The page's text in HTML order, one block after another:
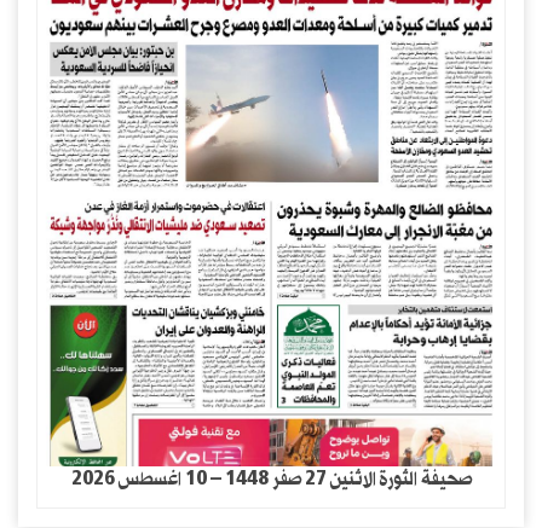
صحيفة الثورة الاثنين 27 صفر 1448 – 10 اغسطس 2026